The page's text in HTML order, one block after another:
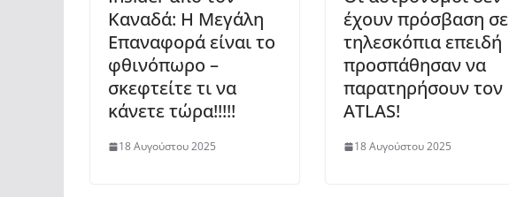
Καναδά: Η Μεγάλη
Επαναφορά είναι το
φθινόπωρο –
σκεφτείτε τι να
κάνετε τώρα!!!!!
18 Αυγούστου 2025
έχουν πρόσβαση σε
τηλεσκόπια επειδή
προσπάθησαν να
παρατηρήσουν τον
ATLAS!
18 Αυγούστου 2025